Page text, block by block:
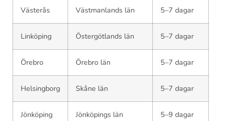
Västerås Västmanlands län 5–7 dagar
Linköping Östergötlands län 5–7 dagar
Örebro Örebro län 5–7 dagar
Helsingborg Skåne län 5–7 dagar
Jönköping Jönköpings län 5–9 dagar